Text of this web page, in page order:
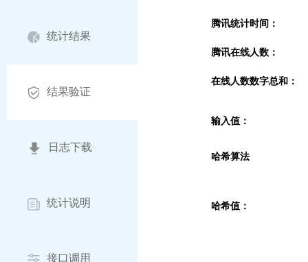
统计结果
结果验证
日志下载
统计说明
接口调用
腾讯统计时间：
腾讯在线人数：
在线人数数字总和：
输入值：
哈希算法
哈希值：